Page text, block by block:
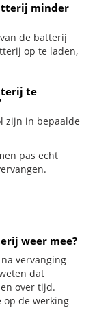
minder
de batterij
op te laden,
te
zijn in bepaalde
pas echt
weer mee?
vervanging
dat
over tijd.
op de werking